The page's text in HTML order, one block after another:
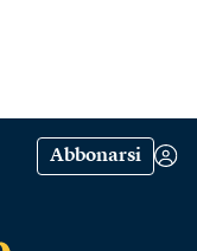
Abbonarsi